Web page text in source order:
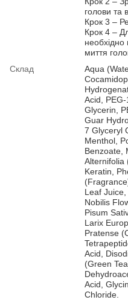
голови та
Крок 3 –
Крок 4 –
необхідно
миття
Склад
Aqua
Acid,
Glycerin,
Guar
7 Glyceryl
Menthol,
Benzoate,
Alternifolia
Keratin,
Leaf
Nobilis
Pisum
Larix
Pratense
Acid,
(Green
Acid,
Chloride.